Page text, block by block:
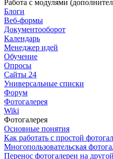
Работа с модулями
Блоги
Веб-формы
Документооборот
Календарь
Менеджер идей
Обучение
Опросы
Сайты 24
Универсальные списки
Форум
Фотогалерея
Wiki
Фотогалерея
Основные понятия
Как работать с простой
Многопользовательская
Перенос фотогалереи на